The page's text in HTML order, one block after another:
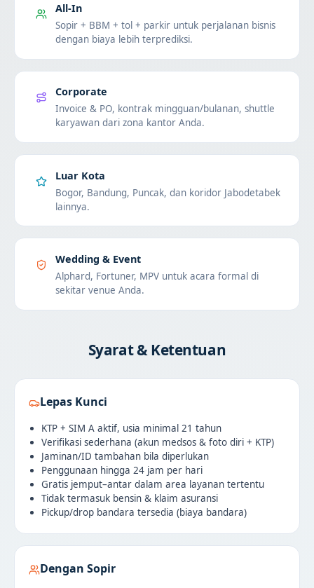
All-In
Sopir + BBM + tol + parkir untuk perjalanan bisnis
dengan biaya lebih terprediksi.
Corporate
Invoice & PO, kontrak mingguan/bulanan, shuttle
karyawan dari zona kantor Anda.
Luar Kota
Bogor, Bandung, Puncak, dan koridor Jabodetabek
lainnya.
Wedding & Event
Alphard, Fortuner, MPV untuk acara formal di
sekitar venue Anda.
Syarat & Ketentuan
Lepas Kunci
KTP + SIM A aktif, usia minimal 21 tahun
Verifikasi sederhana (akun medsos & foto diri + KTP)
Jaminan/ID tambahan bila diperlukan
Penggunaan hingga 24 jam per hari
Gratis jemput–antar dalam area layanan tertentu
Tidak termasuk bensin & klaim asuransi
Pickup/drop bandara tersedia (biaya bandara)
Dengan Sopir